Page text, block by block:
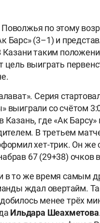
по этому
(3–1) и
таким
цель выиграть
Серия
со счётом
где «Ак Барсу»
В третьем
хет-трик. Он же
67 (29+38) очков
в то же время самым
ждал овертайм.
менее трёх
Ильдара Шеахметова